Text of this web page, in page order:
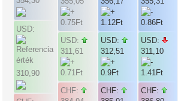
USD:
310,90
USD:
311,61
CHF:
USD:
312,51
CHF:
USD:
311,10
CHF: